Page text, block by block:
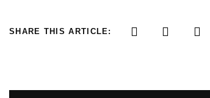
SHARE THIS ARTICLE: